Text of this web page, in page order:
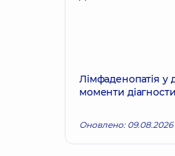
Лімфаденопатія у
моменти
Оновлено: 09.08.2026